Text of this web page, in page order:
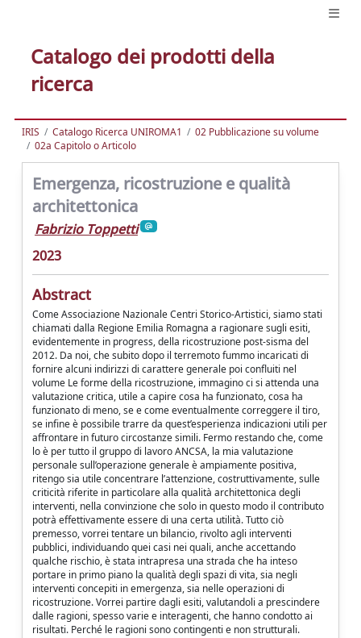
Catalogo dei prodotti della
ricerca
IRIS Catalogo Ricerca UNIROMA1
02 Pubblicazione su volume
02a Capitolo o Articolo
Emergenza, ricostruzione e qualità
architettonica
Fabrizio Toppetti
2023
Abstract
Come Associazione Nazionale Centri Storico-Artistici, siamo stati
chiamati dalla Regione Emilia Romagna a ragionare sugli esiti,
evidentemente in progress, della ricostruzione post-sisma del
2012. Da noi, che subito dopo il terremoto fummo incaricati di
fornire alcuni indirizzi di carattere generale poi confluiti nel
volume Le forme della ricostruzione, immagino ci si attenda una
valutazione critica, utile a capire cosa ha funzionato, cosa ha
funzionato di meno, se e come eventualmente correggere il tiro,
se infine è possibile trarre da quest’esperienza indicazioni utili per
affrontare in futuro circostanze simili. Fermo restando che, come
lo è per tutto il gruppo di lavoro ANCSA, la mia valutazione
personale sull’operazione generale è ampiamente positiva,
ritengo sia utile concentrare l’attenzione, costruttivamente, sulle
criticità riferite in particolare alla qualità architettonica degli
interventi, nella convinzione che solo in questo modo il contributo
potrà effettivamente essere di una certa utilità. Tutto ciò
premesso, vorrei tentare un bilancio, rivolto agli interventi
pubblici, individuando quei casi nei quali, anche accettando
qualche rischio, è stata intrapresa una strada che ha inteso
portare in primo piano la qualità degli spazi di vita, sia negli
interventi concepiti in emergenza, sia nelle operazioni di
ricostruzione. Vorrei partire dagli esiti, valutandoli a prescindere
dalle ragioni, spesso varie e interagenti, che hanno condotto ai
risultati. Perché le ragioni sono contingenti e non strutturali.